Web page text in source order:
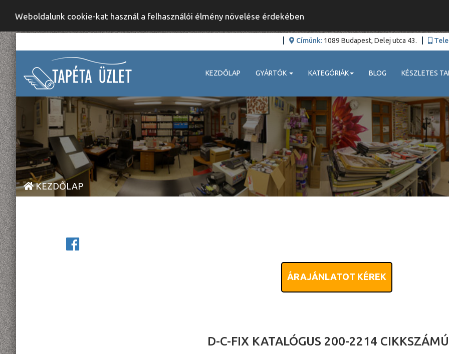
Weboldalunk cookie-kat használ a felhasználói élmény növelése érdekében
Címünk: 1089 Budapest, Delej utca 43.
KEZDŐLAP GYÁRTÓK KATEGÓRIÁK BLOG KÉSZLETES
KEZDŐLAP
ÁRAJÁNLATOT KÉREK
D-C-FIX KATALÓGUS 200-2214